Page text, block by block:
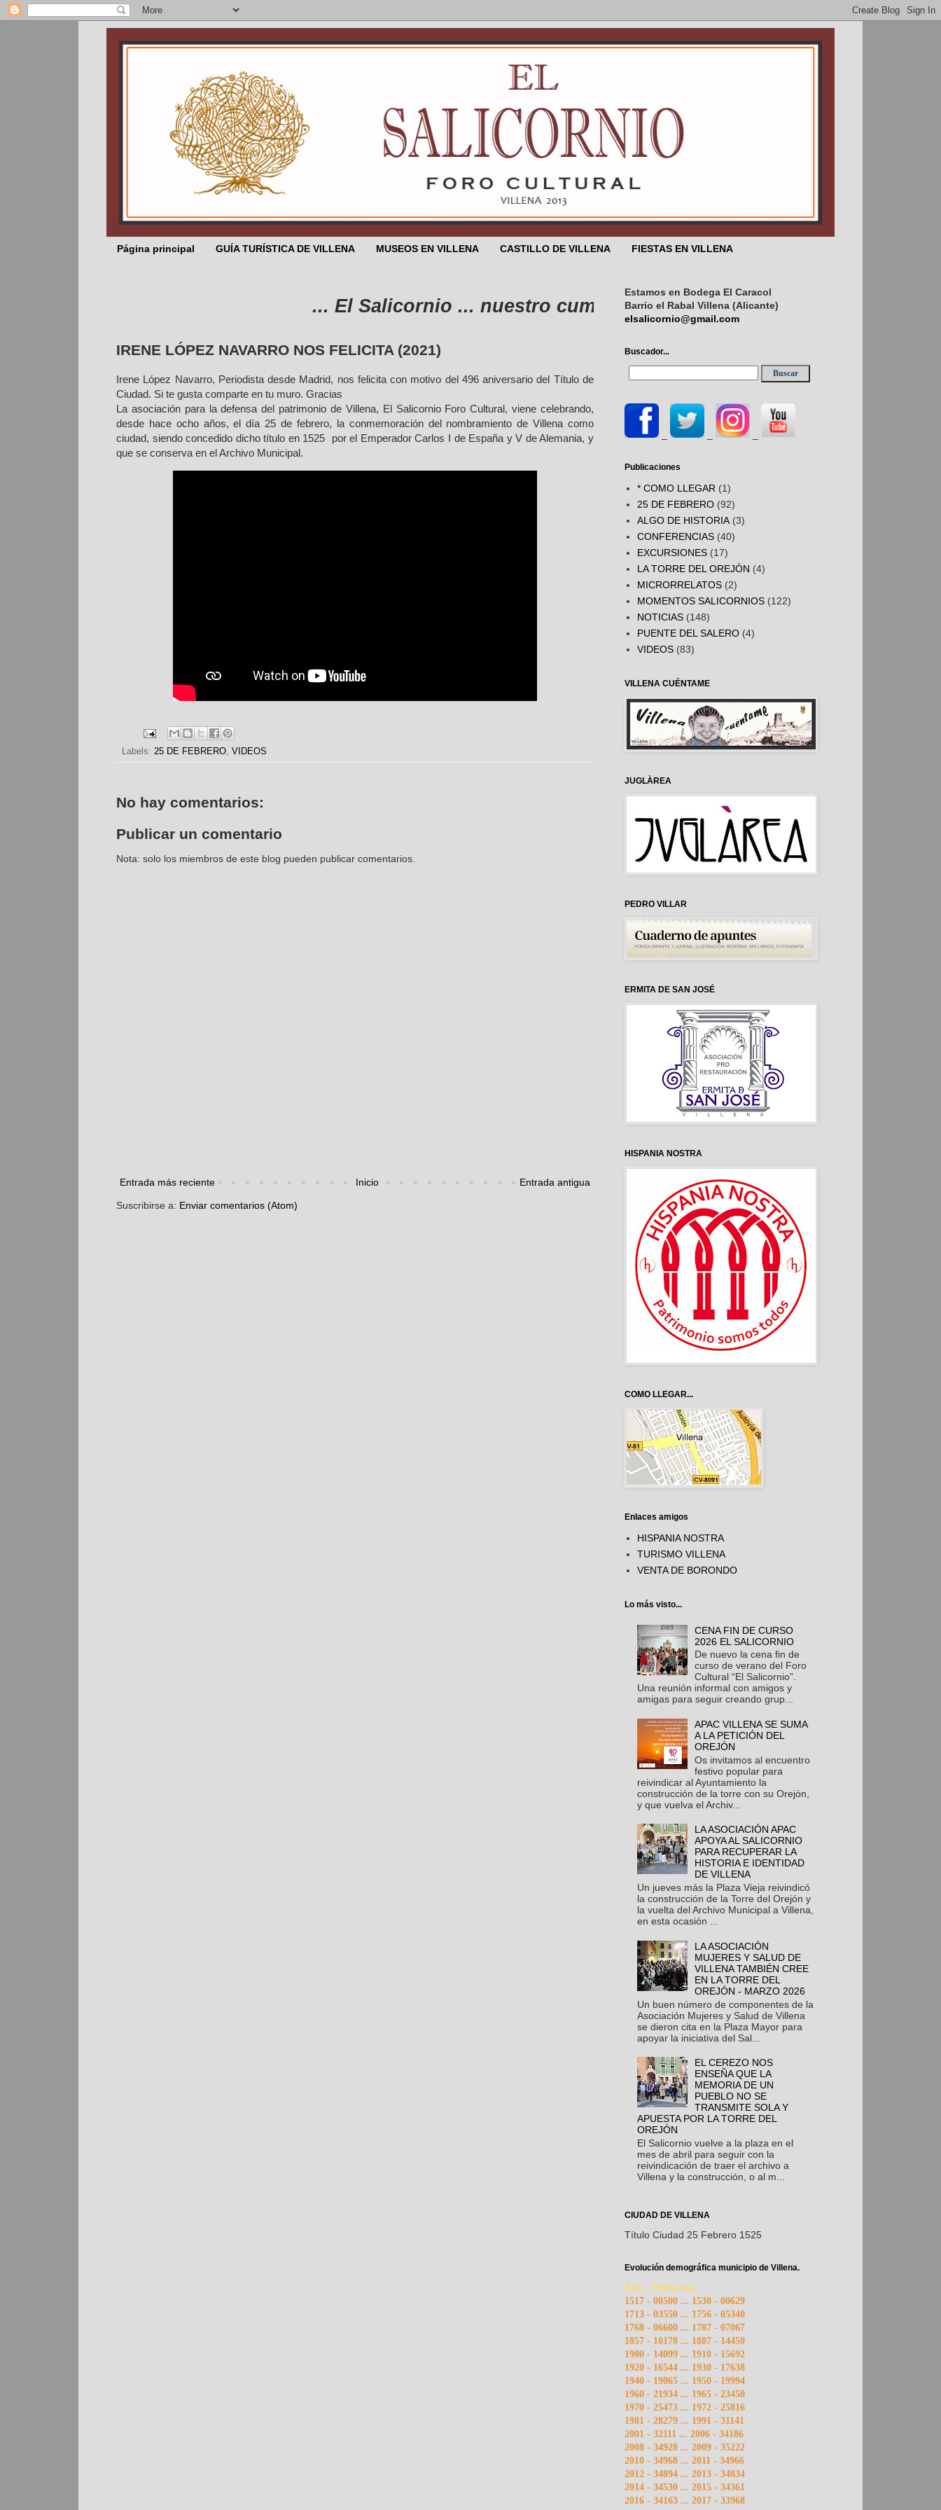
Página principal GUÍA TURÍSTICA DE VILLENA MUSEOS EN VILLENA CASTILLO DE VILLENA FIESTAS EN VILLENA
... El Salicornio ... nuestro cumpleaños es el 25 de febrero aniversario
IRENE LÓPEZ NAVARRO NOS FELICITA (2021)
Irene López Navarro, Periodista desde Madrid, nos felicita con motivo del 496 aniversario del Título de
Ciudad. Si te gusta comparte en tu muro. Gracias
La asociación para la defensa del patrimonio de Villena, El Salicornio Foro Cultural, viene celebrando,
desde hace ocho años, el día 25 de febrero, la conmemoración del nombramiento de Villena como
ciudad, siendo concedido dicho título en 1525 por el Emperador Carlos I de España y V de Alemania, y
que se conserva en el Archivo Municipal.
Labels: 25 DE FEBRERO, VIDEOS
No hay comentarios:
Publicar un comentario
Nota: solo los miembros de este blog pueden publicar comentarios.
Entrada más reciente Entrada antigua
Inicio
Suscribirse a: Enviar comentarios (Atom)
Estamos en Bodega El Caracol
Barrio el Rabal Villena (Alicante)
elsalicornio@gmail.com
Buscador...
Publicaciones
* COMO LLEGAR (1)
25 DE FEBRERO (92)
ALGO DE HISTORIA (3)
CONFERENCIAS (40)
EXCURSIONES (17)
LA TORRE DEL OREJÓN (4)
MICRORRELATOS (2)
MOMENTOS SALICORNIOS (122)
NOTICIAS (148)
PUENTE DEL SALERO (4)
VIDEOS (83)
VILLENA CUÉNTAME
JUGLÀREA
PEDRO VILLAR
ERMITA DE SAN JOSÉ
HISPANIA NOSTRA
COMO LLEGAR...
Enlaces amigos
HISPANIA NOSTRA
TURISMO VILLENA
VENTA DE BORONDO
Lo más visto...
CENA FIN DE CURSO
2026 EL SALICORNIO
De nuevo la cena fin de
curso de verano del Foro
Cultural “El Salicornio”.
Una reunión informal con amigos y
amigas para seguir creando grup...
APAC VILLENA SE SUMA
A LA PETICIÓN DEL
OREJÓN
Os invitamos al encuentro
festivo popular para
reivindicar al Ayuntamiento la
construcción de la torre con su Orejón,
y que vuelva el Archiv...
LA ASOCIACIÓN APAC
APOYA AL SALICORNIO
PARA RECUPERAR LA
HISTORIA E IDENTIDAD
DE VILLENA
Un jueves más la Plaza Vieja reivindicó
la construcción de la Torre del Orejón y
la vuelta del Archivo Municipal a Villena,
en esta ocasión ...
LA ASOCIACIÓN
MUJERES Y SALUD DE
VILLENA TAMBIÉN CREE
EN LA TORRE DEL
OREJÓN - MARZO 2026
Un buen número de componentes de la
Asociación Mujeres y Salud de Villena
se dieron cita en la Plaza Mayor para
apoyar la iniciativa del Sal...
EL CEREZO NOS
ENSEÑA QUE LA
MEMORIA DE UN
PUEBLO NO SE
TRANSMITE SOLA Y
APUESTA POR LA TORRE DEL
OREJÓN
El Salicornio vuelve a la plaza en el
mes de abril para seguir con la
reivindicación de traer el archivo a
Villena y la construcción, o al m...
CIUDAD DE VILLENA
Título Ciudad 25 Febrero 1525
Evolución demográfica municipio de Villena.
Año__Población.
1517 - 00500 ... 1530 - 00629
1713 - 03550 ... 1756 - 05340
1768 - 06600 ... 1787 - 07067
1857 - 10178 ... 1887 - 14450
1900 - 14099 ... 1910 - 15692
1920 - 16544 ... 1930 - 17638
1940 - 19065 ... 1950 - 19994
1960 - 21934 ... 1965 - 23450
1970 - 25473 ... 1972 - 25816
1981 - 28279 ... 1991 - 31141
2001 - 32111 ... 2006 - 34186
2008 - 34928 ... 2009 - 35222
2010 - 34968 ... 2011 - 34966
2012 - 34894 ... 2013 - 34834
2014 - 34530 ... 2015 - 34361
2016 - 34163 ... 2017 - 33968